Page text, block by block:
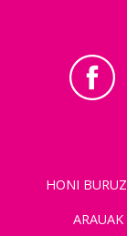
HONI BURUZ
ARAUAK